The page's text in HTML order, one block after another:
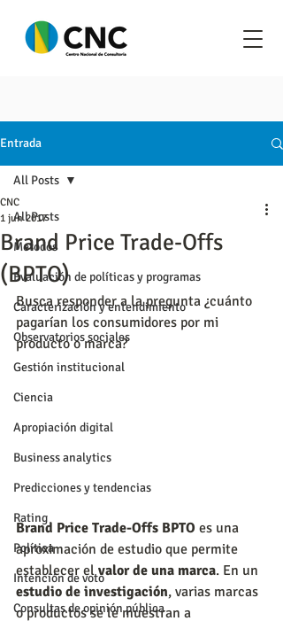
Entrada
All Posts
Metodos
Evaluación de políticas y programas
Caracterización y entendimiento
Observatorios sociales
Gestión institucional
Ciencia
Apropiación digital
Business analytics
Predicciones y tendencias
Rating
Política
Intención de voto
Consultas de opinión pública
All Posts
Brand Price Trade-Offs
(BPTO)
CNC
1 jun 2017
Busca responder a la pregunta ¿cuánto
pagarían los consumidores por mi
producto o marca?
Brand Price Trade-Offs BPTO es una
aproximación de estudio que permite
establecer el valor de una marca. En un
estudio de investigación, varias marcas
o productos se le muestran a